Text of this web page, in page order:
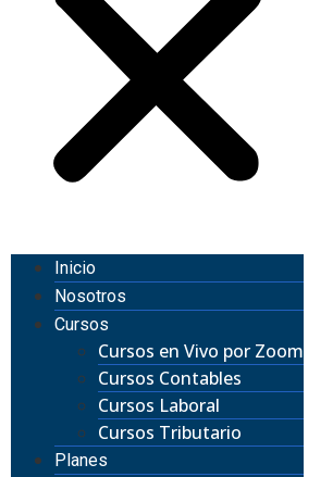
Inicio
Nosotros
Cursos
Cursos en Vivo por Zoom
Cursos Contables
Cursos Laboral
Cursos Tributario
Planes